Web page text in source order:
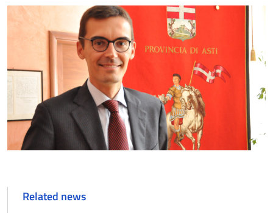
Related news